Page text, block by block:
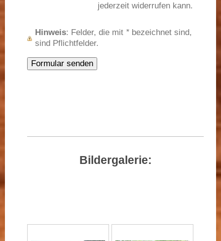
jederzeit widerrufen kann.
Hinweis : Felder, die mit * bezeichnet sind,
sind Pflichtfelder.
Bildergalerie: